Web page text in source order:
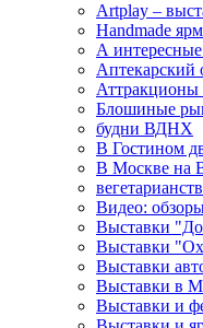
Artplay –
Handmade
А
Аптекарский
Аттракционы
Блошиные
будни ВДНХ
В Гостином
В Москве на
Видео:
Выставки
Выставки
Выставки
Выставки в
Выставки и